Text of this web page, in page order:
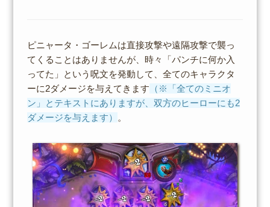
ピニャータ・ゴーレムは直接攻撃や遠隔攻撃で襲っ
てくることはありませんが、時々「パンチに何か入
ってた」という呪文を発動して、全てのキャラクタ
ーに2ダメージを与えてきます （※「全てのミニオ
ン」とテキストにありますが、双方のヒーローにも2
ダメージを与えます）
。